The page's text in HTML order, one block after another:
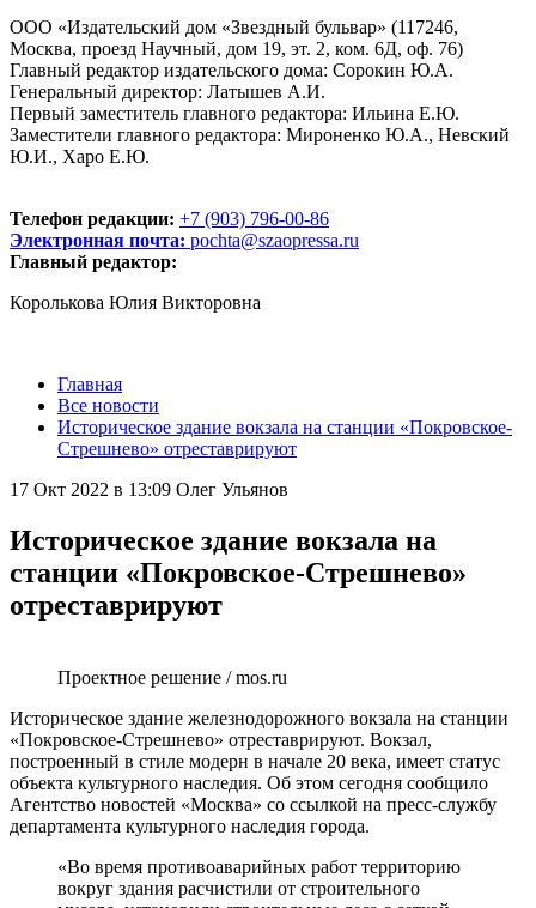
ООО «Издательский дом «Звездный бульвар» (117246,
Москва, проезд Научный, дом 19, эт. 2, ком. 6Д, оф. 76)
Главный редактор издательского дома: Сорокин Ю.А.
Генеральный директор: Латышев А.И.
Первый заместитель главного редактора: Ильина Е.Ю.
Заместители главного редактора: Мироненко Ю.А., Невский
Ю.И., Харо Е.Ю.
Телефон редакции: +7 (903) 796-00-86
Электронная почта: pochta@szaopressa.ru
Главный редактор:
Королькова Юлия Викторовна
Главная
Все новости
Историческое здание вокзала на станции «Покровское-
Стрешнево» отреставрируют
17 Окт 2022 в 13:09 Олег Ульянов
Историческое здание вокзала на
станции «Покровское-Стрешнево»
отреставрируют
Проектное решение / mos.ru
Историческое здание железнодорожного вокзала на станции
«Покровское-Стрешнево» отреставрируют. Вокзал,
построенный в стиле модерн в начале 20 века, имеет статус
объекта культурного наследия. Об этом сегодня сообщило
Агентство новостей «Москва» со ссылкой на пресс-службу
департамента культурного наследия города.
«Во время противоаварийных работ территорию
вокруг здания расчистили от строительного